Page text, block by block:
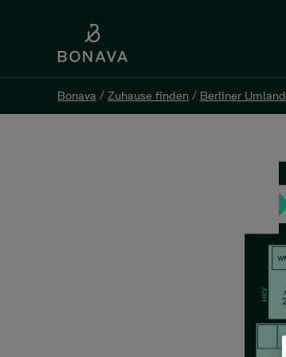
Bonava / Zuhause finden / Berliner Umland
Bonava / Zuhause finden / Berliner Umland